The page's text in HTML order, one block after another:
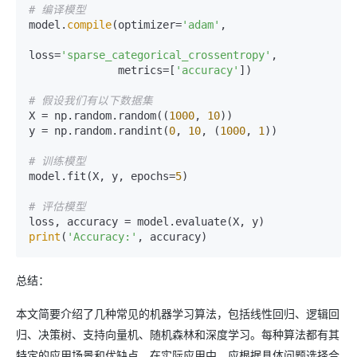
# 编译模型
model. compile(optimizer='adam' ,
loss='sparse_categorical_crossentropy' ,
              metrics=[
'accuracy' ])
# 假设我们有以下数据集
X = np.random.random((1000, 10))
y = np.random.randint(0, 10, (1000, 1 ))
# 训练模型
model.fit(X, y, epochs=5)
# 评估模型
print ( 'Accuracy:'
总结：
本文简要介绍了几种常见的机器学习算法，包括线性回归、逻辑回
归、决策树、支持向量机、随机森林和深度学习。每种算法都有其